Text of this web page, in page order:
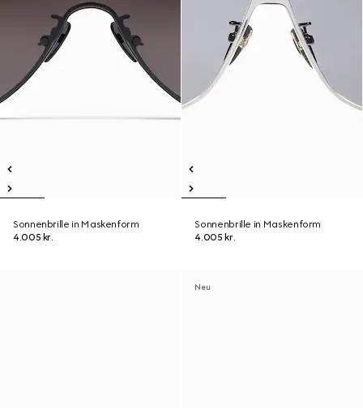
Sonnenbrille in Maskenform
4.005 kr.
Sonnenbrille in Maskenform
4.005 kr.
Neu